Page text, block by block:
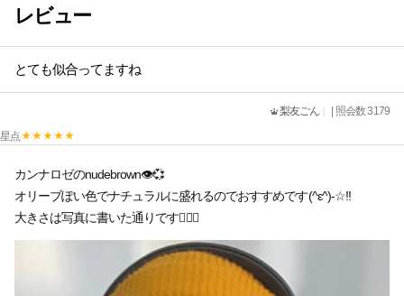
レビュー
とても似合ってますね
梨友ごん
| 照会数 3179
星点
カンナロゼのnudebrown👁💞
オリーブぽい色でナチュラルに盛れるのでおすすめです(^ε^)-☆!!
大きさは写真に書いた通りです👍🏻💙